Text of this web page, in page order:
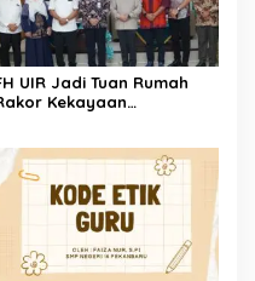
UIR Jadi Tuan Rumah
Kekayaan
Perlindungan Merek dan
Karya